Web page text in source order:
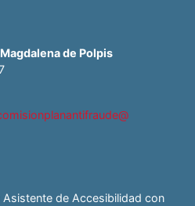
de Polpis
de Accesibilidad con